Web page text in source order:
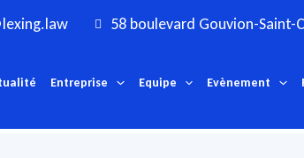
58 boulevard Gouvion-Saint-
Entreprise Equipe Evènement